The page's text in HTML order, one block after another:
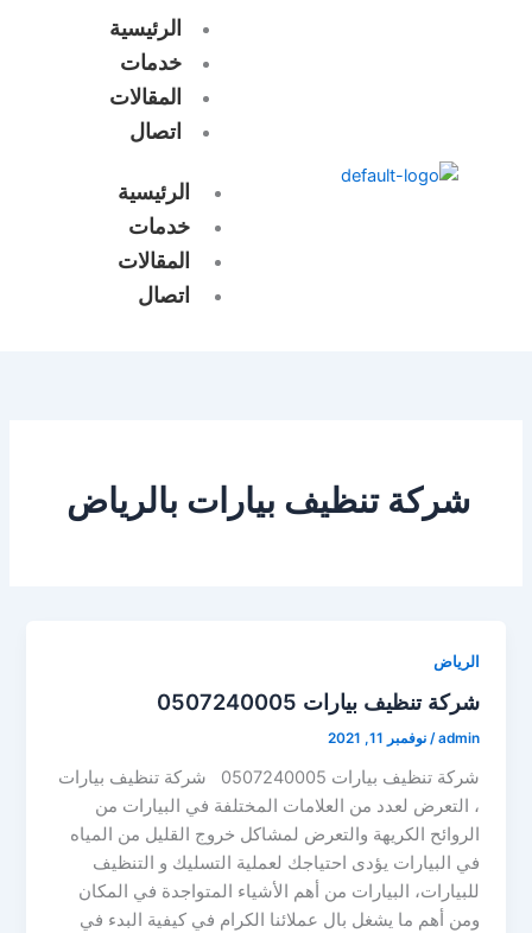
الرئيسية
خدمات
المقالات
اتصال
الرئيسية
خدمات
المقالات
اتصال
شركة تنظيف بيارات بالرياض
الرياض
شركة تنظيف بيارات 0507240005
admin
/نوفمبر 11, 2021
شركة تنظيف بيارات 0507240005 شركة تنظيف بيارات
، التعرض لعدد من العلامات المختلفة في البيارات من
الروائح الكريهة والتعرض لمشاكل خروج القليل من المياه
في البيارات يؤدى احتياجك لعملية التسليك و التنظيف
للبيارات، البيارات من أهم الأشياء المتواجدة في المكان
ومن أهم ما يشغل بال عملائنا الكرام في كيفية البدء في